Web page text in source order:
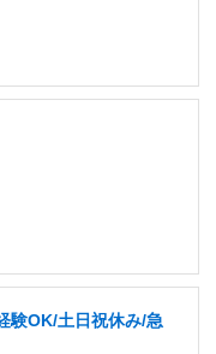
験OK/土日祝休み/急